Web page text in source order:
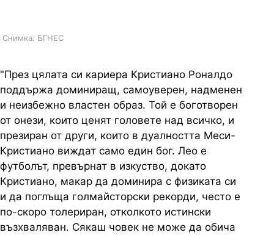
Снимка: БГНЕС
"През цялата си кариера Кристиано Роналдо
поддържа доминиращ, самоуверен, надменен
и неизбежно властен образ. Той е боготворен
от онези, които ценят головете над всичко, и
презиран от други, които в дуалността Меси-
Кристиано виждат само един бог. Лео е
футболът, превърнат в изкуство, докато
Кристиано, макар да доминира с физиката си
и да поглъща голмайсторски рекорди, често е
по-скоро толериран, отколкото истински
възхваляван. Сякаш човек не може да обича